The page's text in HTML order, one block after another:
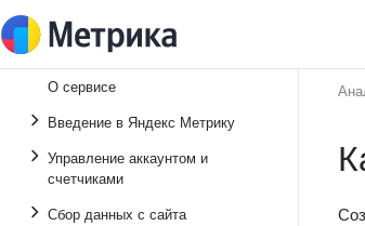
О сервисе
Введение в Яндекс Метрику
Управление аккаунтом и
счетчиками
Сбор данных с сайта